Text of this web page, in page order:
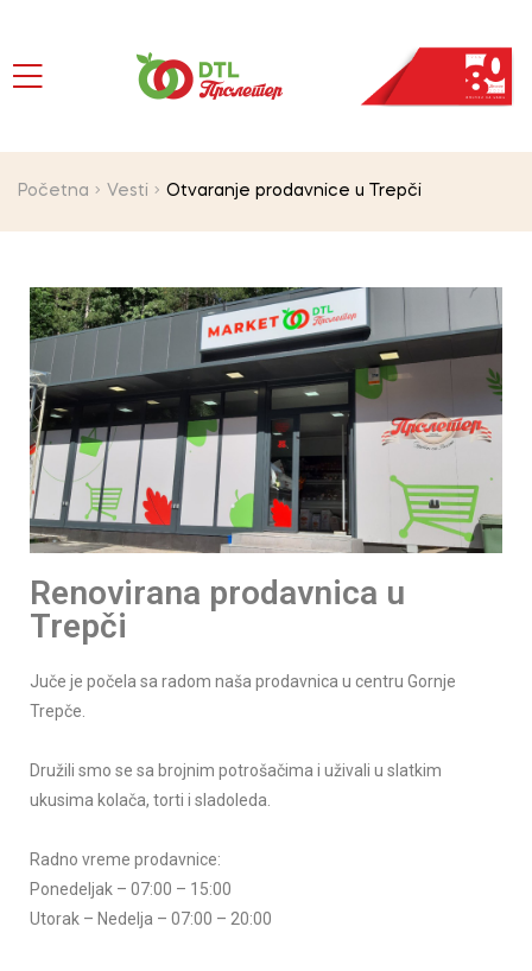
Početna Vesti Otvaranje prodavnice u Trepči
Renovirana prodavnica u
Trepči
Juče je počela sa radom naša prodavnica u centru Gornje
Trepče.
Družili smo se sa brojnim potrošačima i uživali u slatkim
ukusima kolača, torti i sladoleda.
Radno vreme prodavnice:
Ponedeljak – 07:00 – 15:00
Utorak – Nedelja – 07:00 – 20:00